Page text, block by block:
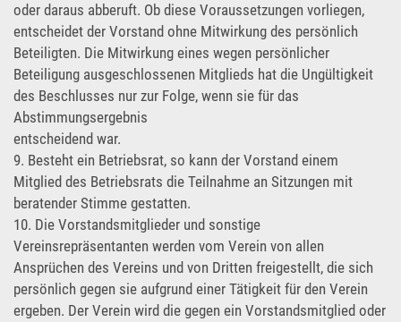
oder daraus abberuft. Ob diese Voraussetzungen vorliegen,
entscheidet der Vorstand ohne Mitwirkung des persönlich
Beteiligten. Die Mitwirkung eines wegen persönlicher
Beteiligung ausgeschlossenen Mitglieds hat die Ungültigkeit
des Beschlusses nur zur Folge, wenn sie für das
Abstimmungsergebnis
entscheidend war.
9. Besteht ein Betriebsrat, so kann der Vorstand einem
Mitglied des Betriebsrats die Teilnahme an Sitzungen mit
beratender Stimme gestatten.
10. Die Vorstandsmitglieder und sonstige
Vereinsrepräsentanten werden vom Verein von allen
Ansprüchen des Vereins und von Dritten freigestellt, die sich
persönlich gegen sie aufgrund einer Tätigkeit für den Verein
ergeben. Der Verein wird die gegen ein Vorstandsmitglied oder